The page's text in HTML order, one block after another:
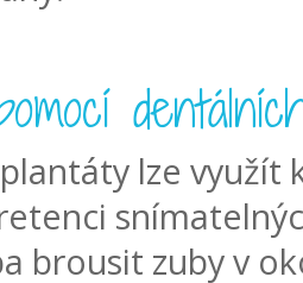
lze využít
brousit zuby v